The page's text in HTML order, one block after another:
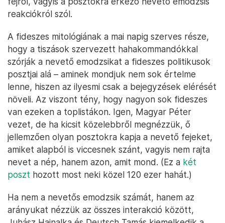
reakciókról szól.
A fideszes mitológiának a mai napig szerves része,
hogy a tiszások szervezett hahakommandókkal
szórják a nevető emodzsikat a fideszes politikusok
posztjai alá – aminek mondjuk nem sok értelme
lenne, hiszen az ilyesmi csak a bejegyzések elérését
növeli. Az viszont tény, hogy nagyon sok fideszes
van ezeken a toplistákon. Igen, Magyar Péter
vezet, de ha kicsit közelebbről megnézzük, ő
jellemzően olyan posztokra kapja a nevető fejeket,
amiket alapból is viccesnek szánt, vagyis nem rajta
nevet a nép, hanem azon, amit mond. (Ez a két
poszt hozott most neki közel 120 ezer hahát.)
Ha nem a nevetős emodzsik számát, hanem az
arányukat nézzük az összes interakció között,